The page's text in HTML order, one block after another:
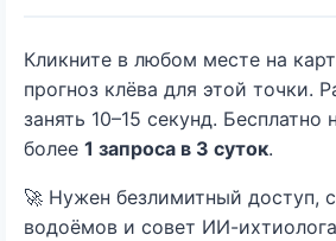
Кликните в любом месте на
прогноз клёва для этой точки.
занять 10–15 секунд. Бесплатно
более 1 запроса в 3 суток.
🚀 Нужен безлимитный доступ,
водоёмов и совет ИИ-